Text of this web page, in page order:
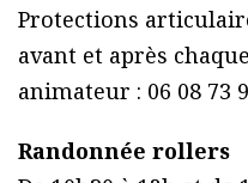
Protections
avant et après
animateur : 06 08 73
Randonnée rollers